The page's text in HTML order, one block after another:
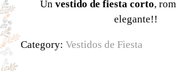
Un vestido de fiesta corto,
elegante!!
Category: Vestidos de Fiesta